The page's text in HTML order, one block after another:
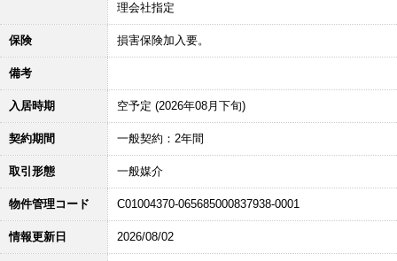
理会社指定
保険 損害保険加入要。
備考
入居時期 空予定 (2026年08月下旬)
契約期間 一般契約：2年間
取引形態 一般媒介
物件管理コード C01004370-065685000837938-0001
情報更新日 2026/08/02